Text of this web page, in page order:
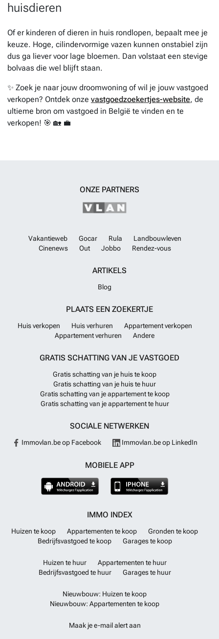
huisdieren
Of er kinderen of dieren in huis rondlopen, bepaalt mee je
keuze. Hoge, cilindervormige vazen kunnen onstabiel zijn
dus ga liever voor lage bloemen. Dan volstaat een stevige
bolvaas die wel blijft staan.
✨ Zoek je naar jouw droomwoning of wil je jouw vastgoed
verkopen? Ontdek onze vastgoedzoekertjes-website, de
ultieme bron om vastgoed in België te vinden en te
verkopen! 🎯 🏡 💼
ONZE PARTNERS
Vakantieweb Gocar Rula
Landbouwleven
Cinenews
Out Jobbo Rendez-vous
ARTIKELS
Blog
PLAATS EEN ZOEKERTJE
Huis verkopen Huis verhuren
Appartement verkopen
Appartement verhuren
Andere
GRATIS SCHATTING VAN JE VASTGOED
Gratis schatting van je huis te koop
Gratis schatting van je huis te huur
Gratis schatting van je appartement te koop
Gratis schatting van je appartement te huur
SOCIALE NETWERKEN
Immovlan.be op Facebook Immovlan.be op LinkedIn
MOBIELE APP
IMMO INDEX
Huizen te koop Appartementen te koop
Gronden te koop
Bedrijfsvastgoed te koop
Garages te koop
Huizen te huur
Appartementen te huur
Bedrijfsvastgoed te huur
Garages te huur
Nieuwbouw: Huizen te koop
Nieuwbouw: Appartementen te koop
Maak je e-mail alert aan